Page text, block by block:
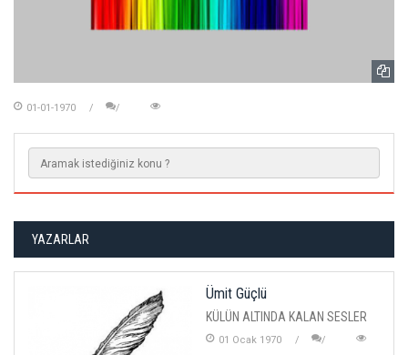
01-01-1970
YAZARLAR
Ümit Güçlü
KÜLÜN ALTINDA KALAN SESLER
01 Ocak 1970